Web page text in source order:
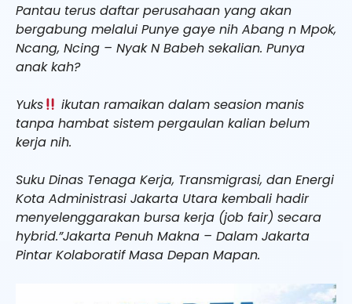
Pantau terus daftar perusahaan yang akan
bergabung melalui Punye gaye nih Abang n Mpok,
Ncang, Ncing – Nyak N Babeh sekalian. Punya
anak kah?
Yuks
ikutan ramaikan dalam seasion manis
tanpa hambat sistem pergaulan kalian belum
kerja nih.
Suku Dinas Tenaga Kerja, Transmigrasi, dan Energi
Kota Administrasi Jakarta Utara kembali hadir
menyelenggarakan bursa kerja (job fair) secara
hybrid.”Jakarta Penuh Makna – Dalam Jakarta
Pintar Kolaboratif Masa Depan Mapan.